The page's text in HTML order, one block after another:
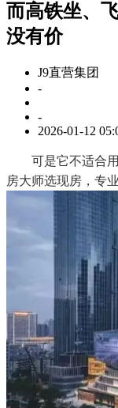
而高铁坐、
没有价
J9直营集团
-
-
2026-01-12
可是它不适合用
房大师选现房，专